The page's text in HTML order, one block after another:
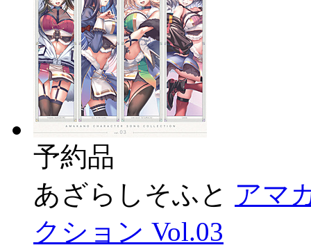
予約品
あざらしそふと アマ
クション Vol.03